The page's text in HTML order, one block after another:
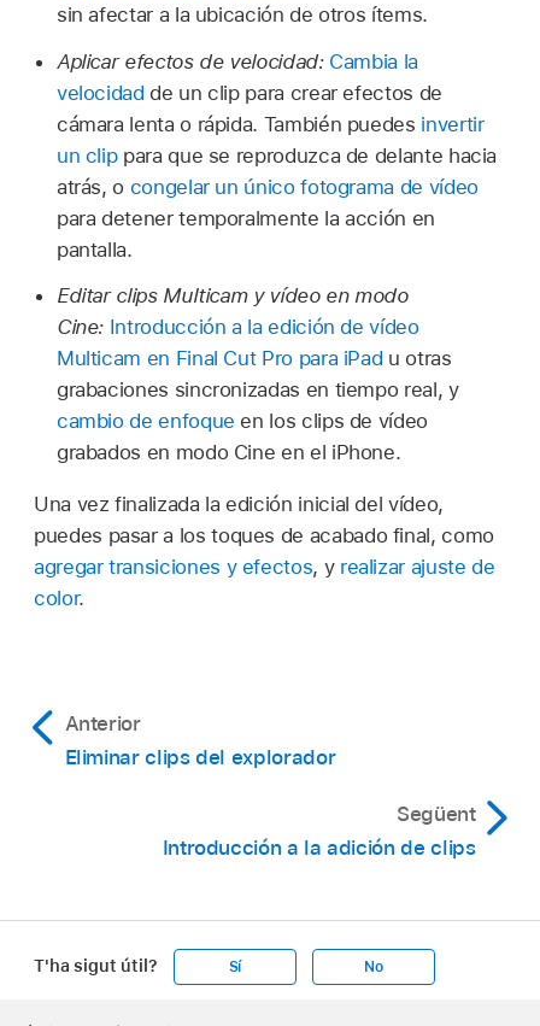
sin afectar a la ubicación de otros ítems.
Aplicar efectos de velocidad: Cambia la
velocidad de un clip para crear efectos de
cámara lenta o rápida. También puedes invertir
un clippara que se reproduzca de delante hacia
atrás, o congelar un único fotograma de vídeo
para detener temporalmente la acción en
pantalla.
Editar clips Multicam y vídeo en modo
Cine: Introducción a la edición de vídeo
Multicam en Final Cut Pro para iPad u otras
grabaciones sincronizadas en tiempo real, y
cambio de enfoque en los clips de vídeo
grabados en modo Cine en el iPhone.
Una vez finalizada la edición inicial del vídeo,
puedes pasar a los toques de acabado final, como
agregar transiciones y efectos, y realizar ajuste de
color.
Anterior
Eliminar clips del explorador
Següent
Introducción a la adición de clips
T'ha sigut útil? Sí No